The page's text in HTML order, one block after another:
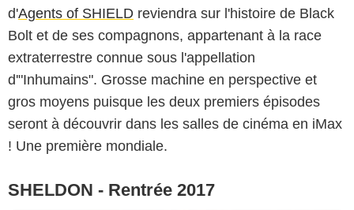
d'Agents of SHIELD reviendra sur l'histoire de Black
Bolt et de ses compagnons, appartenant à la race
extraterrestre connue sous l'appellation
d'"Inhumains". Grosse machine en perspective et
gros moyens puisque les deux premiers épisodes
seront à découvrir dans les salles de cinéma en iMax
! Une première mondiale.
SHELDON - Rentrée 2017